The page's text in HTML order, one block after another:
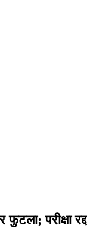
परीक्षा रद्द